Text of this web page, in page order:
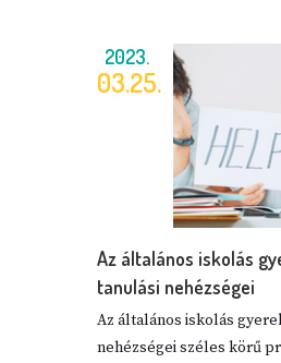
2023.
03.25.
Az általános iskolás
tanulási nehézségei
Az általános iskolás
nehézségei széles körű